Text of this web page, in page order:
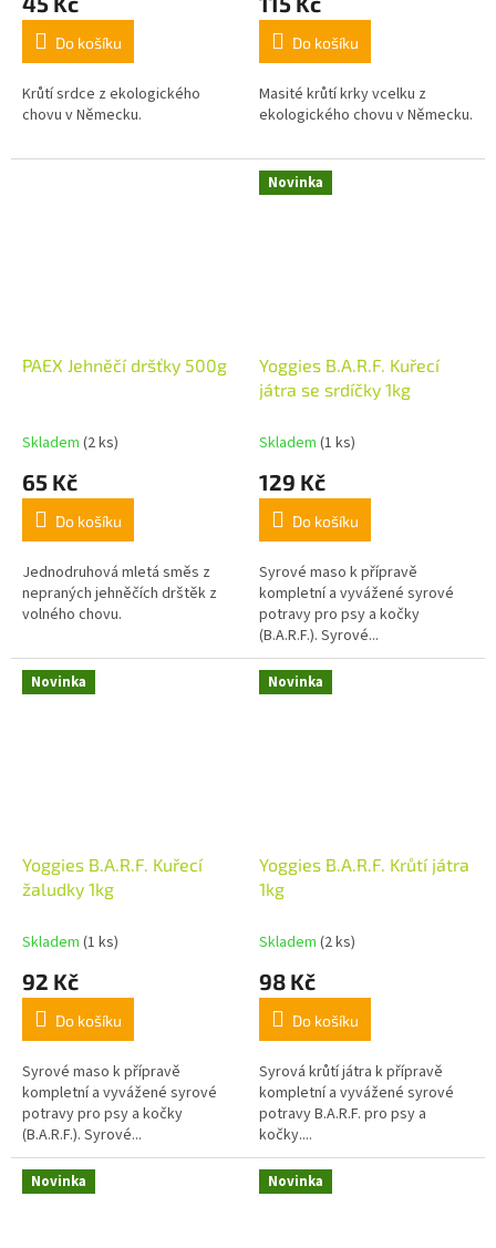
Do košíku
Krůtí srdce z ekologického
chovu v Německu.
Do košíku
Masité krůtí krky vcelku z
ekologického chovu v Německu.
PAEX Jehněčí dršťky 500g
Skladem (2 ks)
65 Kč
Do košíku
Jednodruhová mletá směs z
nepraných jehněčích drštěk z
volného chovu.
Novinka
Yoggies B.A.R.F. Kuřecí
játra se srdíčky 1kg
Skladem (1 ks)
129 Kč
Do košíku
Syrové maso k přípravě
kompletní a vyvážené syrové
potravy pro psy a kočky
(B.A.R.F.). Syrové...
Novinka
Yoggies B.A.R.F. Kuřecí
žaludky 1kg
Skladem (1 ks)
92 Kč
Do košíku
Syrové maso k přípravě
kompletní a vyvážené syrové
potravy pro psy a kočky
(B.A.R.F.). Syrové...
Novinka
Yoggies B.A.R.F. Krůtí játra
1kg
Skladem (2 ks)
98 Kč
Do košíku
Syrová krůtí játra k přípravě
kompletní a vyvážené syrové
potravy B.A.R.F. pro psy a
kočky....
Novinka Novinka